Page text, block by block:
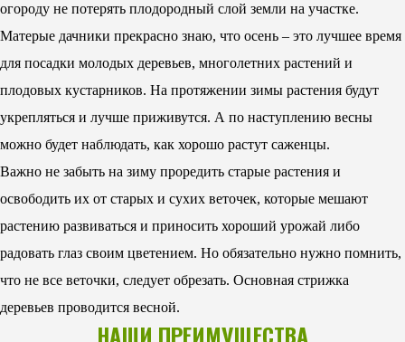
огороду не потерять плодородный слой земли на участке.
Матерые дачники прекрасно знаю, что осень – это лучшее время
для посадки молодых деревьев, многолетних растений и
плодовых кустарников. На протяжении зимы растения будут
укрепляться и лучше приживутся. А по наступлению весны
можно будет наблюдать, как хорошо растут саженцы.
Важно не забыть на зиму проредить старые растения и
освободить их от старых и сухих веточек, которые мешают
растению развиваться и приносить хороший урожай либо
радовать глаз своим цветением. Но обязательно нужно помнить,
что не все веточки, следует обрезать. Основная стрижка
деревьев проводится весной.
НАШИ ПРЕИМУЩЕСТВА